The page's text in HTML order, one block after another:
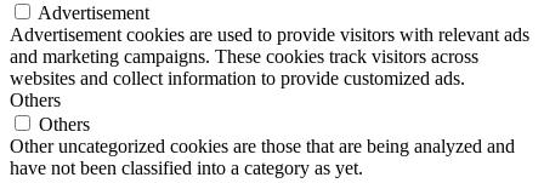
Advertisement
Advertisement cookies are used to provide visitors with relevant ads
and marketing campaigns. These cookies track visitors across
websites and collect information to provide customized ads.
Others
Others
Other uncategorized cookies are those that are being analyzed and
have not been classified into a category as yet.